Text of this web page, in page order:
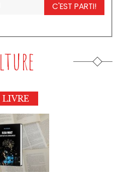
C'EST PARTI!
LIVRE